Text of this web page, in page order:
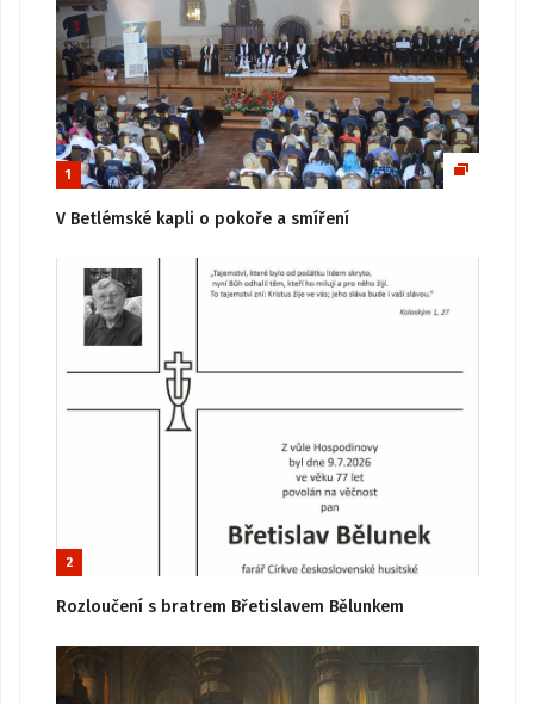
1
V Betlémské kapli o pokoře a smíření
2
Rozloučení s bratrem Břetislavem Bělunkem